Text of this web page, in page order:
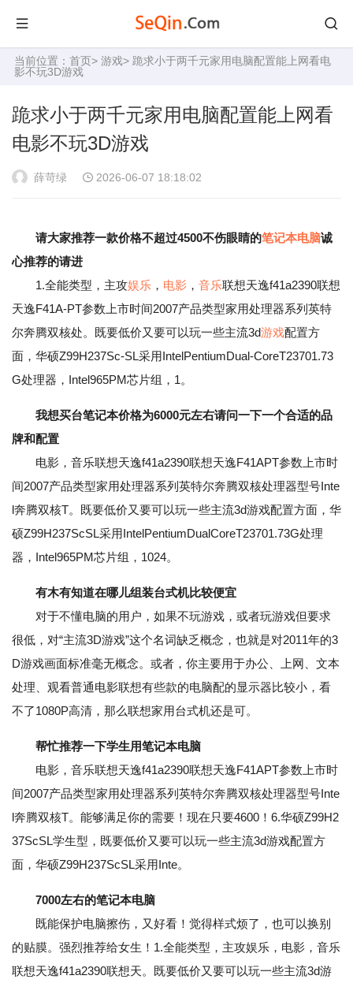
当前位置： 首页> 游戏> 跪求小于两千元家用电脑配置能上网看电
影不玩3D游戏
跪求小于两千元家用电脑配置能上网看
电影不玩3D游戏
薛苛绿 2026-06-07 18:18:02
请大家推荐一款价格不超过4500不伤眼睛的笔记本电脑诚
心推荐的请进
1.全能类型，主攻娱乐 ， 电影 ， 音乐联想天逸f41a2390联想
天逸F41A-PT参数上市时间2007产品类型家用处理器系列英特
尔奔腾双核处。既要低价又要可以玩一些主流3d游戏配置方
面，华硕Z99H237Sc-SL采用IntelPentiumDual-CoreT23701.73
G处理器，Intel965PM芯片组，1。
我想买台笔记本价格为6000元左右请问一下一个合适的品
牌和配置
电影，音乐联想天逸f41a2390联想天逸F41APT参数上市时
间2007产品类型家用处理器系列英特尔奔腾双核处理器型号Inte
l奔腾双核T。既要低价又要可以玩一些主流3d游戏配置方面，华
硕Z99H237ScSL采用IntelPentiumDualCoreT23701.73G处理
器，Intel965PM芯片组，1024。
有木有知道在哪儿组装台式机比较便宜
对于不懂电脑的用户，如果不玩游戏，或者玩游戏但要求
很低，对“主流3D游戏”这个名词缺乏概念，也就是对2011年的3
D游戏画面标准毫无概念。或者，你主要用于办公、上网、文本
处理、观看普通电影联想有些款的电脑配的显示器比较小，看
不了1080P高清，那么联想家用台式机还是可。
帮忙推荐一下学生用笔记本电脑
电影，音乐联想天逸f41a2390联想天逸F41APT参数上市时
间2007产品类型家用处理器系列英特尔奔腾双核处理器型号Inte
l奔腾双核T。能够满足你的需要！现在只要4600！6.华硕Z99H2
37ScSL学生型，既要低价又要可以玩一些主流3d游戏配置方
面，华硕Z99H237ScSL采用Inte。
7000左右的笔记本电脑
既能保护电脑擦伤，又好看！觉得样式烦了，也可以换别
的贴膜。强烈推荐给女生！1.全能类型，主攻娱乐，电影，音乐
联想天逸f41a2390联想天。既要低价又要可以玩一些主流3d游